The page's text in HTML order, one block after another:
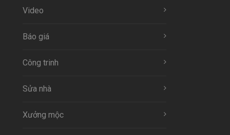
Video
Báo giá
Công trinh
Sửa nhà
Xưởng mộc